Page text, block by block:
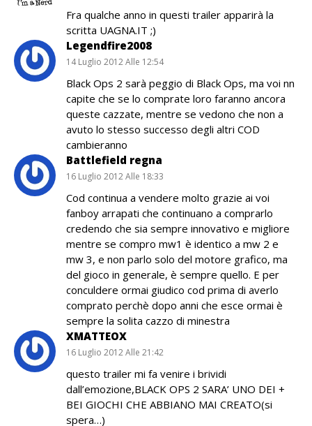
Fra qualche anno in questi trailer apparirà la
scritta UAGNA.IT ;)
Legendfire2008
14 Luglio 2012 Alle 12:54
Black Ops 2 sarà peggio di Black Ops, ma voi nn
capite che se lo comprate loro faranno ancora
queste cazzate, mentre se vedono che non a
avuto lo stesso successo degli altri COD
cambieranno
Battlefield regna
16 Luglio 2012 Alle 18:33
Cod continua a vendere molto grazie ai voi
fanboy arrapati che continuano a comprarlo
credendo che sia sempre innovativo e migliore
mentre se compro mw1 è identico a mw 2 e
mw 3, e non parlo solo del motore grafico, ma
del gioco in generale, è sempre quello. E per
conculdere ormai giudico cod prima di averlo
comprato perchè dopo anni che esce ormai è
sempre la solita cazzo di minestra
XMATTEOX
16 Luglio 2012 Alle 21:42
questo trailer mi fa venire i brividi
dall’emozione,BLACK OPS 2 SARA’ UNO DEI +
BEI GIOCHI CHE ABBIANO MAI CREATO(si
spera…)